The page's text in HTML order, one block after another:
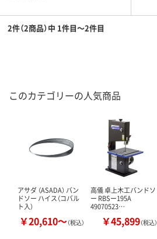
2件（2商品）中 1件目～2件目
このカテゴリーの人気商品
アサダ （ASADA） バン
ドソー ハイス（コバル
ト入）
￥20,610～（税込）
高儀 卓上木工バンドソ
ー RBSー195A
49070523…
￥45,899（税込）